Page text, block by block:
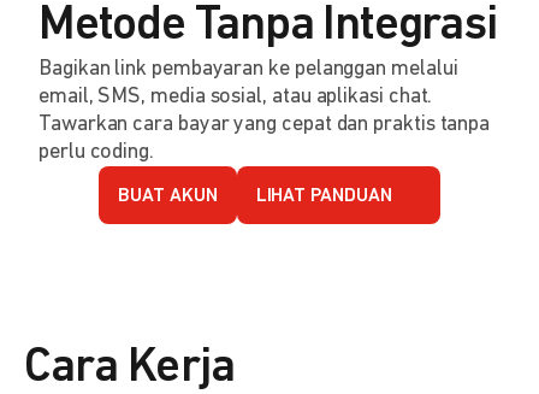
Metode Tanpa Integrasi
Bagikan link pembayaran ke pelanggan melalui
email, SMS, media sosial, atau aplikasi chat.
Tawarkan cara bayar yang cepat dan praktis tanpa
perlu coding.
BUAT AKUN LIHAT PANDUAN
Cara Kerja